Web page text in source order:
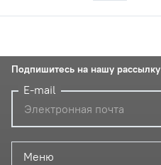
Меню
Подпишитесь на нашу рассылку
E-mail